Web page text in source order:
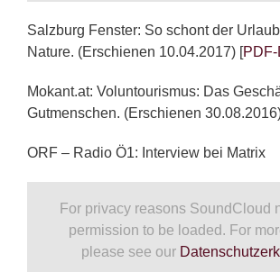
Salzburg Fenster: So schont der
Nature. (Erschienen 10.04.2017) [PDF-
Mokant.at: Voluntourismus: Das
Gutmenschen. (Erschienen
ORF – Radio Ö1: Interview bei Matrix
For privacy reasons SoundCloud
permission to be loaded. For
please see our